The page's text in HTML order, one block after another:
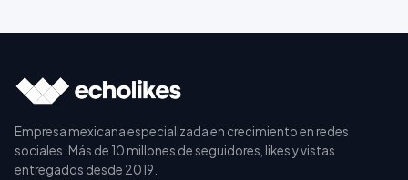
Empresa mexicana especializada en crecimiento en redes
sociales. Más de 10 millones de seguidores, likes y vistas
entregados desde 2019